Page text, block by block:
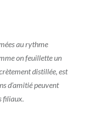
au rythme
on feuillette un
distillée, est
d’amitié peuvent
filiaux.